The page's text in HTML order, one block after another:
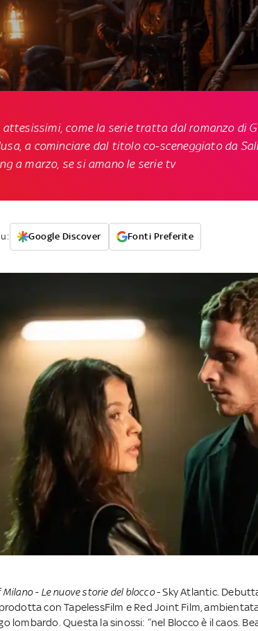
come la serie tratta dal romanzo di
a cominciare dal titolo co-sceneggiato da
a marzo, se si amano le serie tv
Google Discover Fonti Preferite
Milano - Le nuove storie del blocco- Sky Atlantic.
con TapelessFilm e Red Joint Film,
lombardo. Questa la sinossi: “nel Blocco è il caos.